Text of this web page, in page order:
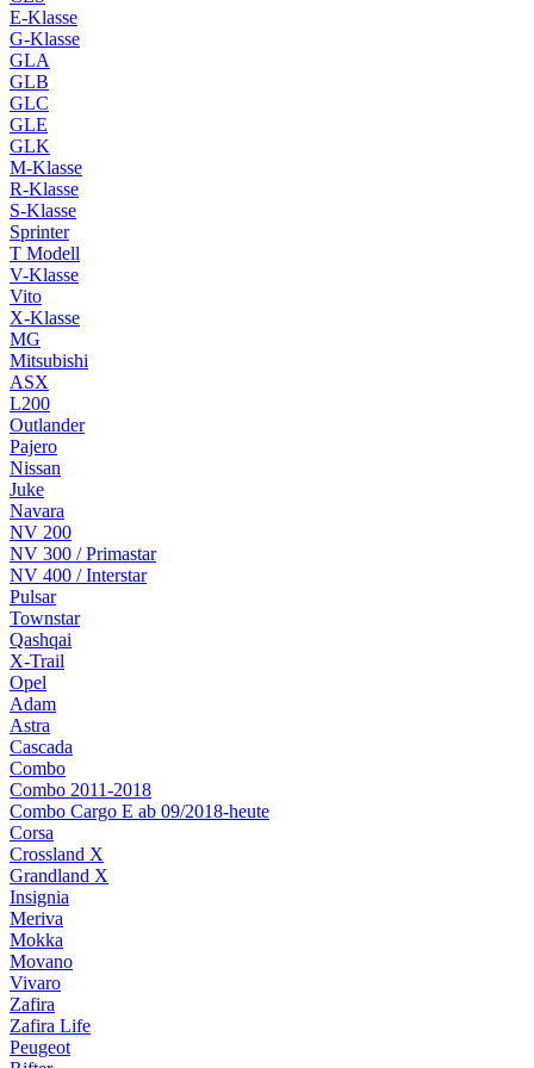
E-Klasse
G-Klasse
GLA
GLB
GLC
GLE
GLK
M-Klasse
R-Klasse
S-Klasse
Sprinter
T Modell
V-Klasse
Vito
X-Klasse
MG
Mitsubishi
ASX
L200
Outlander
Pajero
Nissan
Juke
Navara
NV 200
NV 300 / Primastar
NV 400 / Interstar
Pulsar
Townstar
Qashqai
X-Trail
Opel
Adam
Astra
Cascada
Combo
Combo 2011-2018
Combo Cargo E ab 09/2018-heute
Corsa
Crossland X
Grandland X
Insignia
Meriva
Mokka
Movano
Vivaro
Zafira
Zafira Life
Peugeot